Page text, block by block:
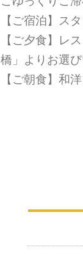
【ご宿泊】ス
【ご夕食】レ
橋」よりお選び
【ご朝食】和